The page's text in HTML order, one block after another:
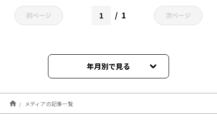
前ページ 1 次ページ
年月別で見る
2026年07月
2026年06月
メディアの記事一覧